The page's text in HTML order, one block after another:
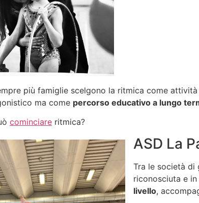
più famiglie scelgono la ritmica come
ma come percorso educativo a lungo
cominciare ritmica?
ASD La
Tra le società di
riconosciuta e
livello,